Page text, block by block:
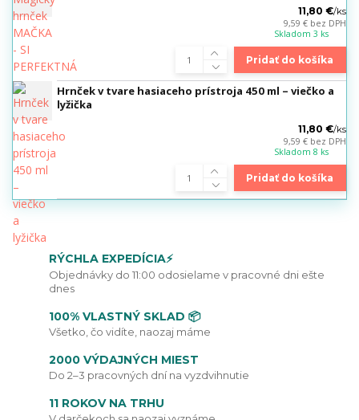
11,80 €/ks
9,59 € bez DPH
Skladom 3 ks
Pridať do košíka
Hrnček v tvare hasiaceho prístroja 450 ml – viečko a
lyžička
11,80 €/ks
9,59 € bez DPH
Skladom 8 ks
Pridať do košíka
RÝCHLA EXPEDÍCIA⚡
Objednávky do 11:00 odosielame v pracovné dni ešte
dnes
100% VLASTNÝ SKLAD 📦
Všetko, čo vidíte, naozaj máme
2000 VÝDAJNÝCH MIEST
Do 2–3 pracovných dní na vyzdvihnutie
11 ROKOV NA TRHU